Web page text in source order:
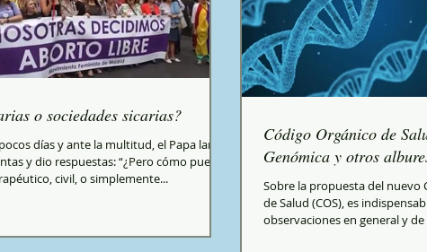
o sociedades sicarias?
días y ante la multitud, el Papa lanzó
y dio respuestas: “¿Pero cómo puede
civil, o simplemente...
Código Orgánico de
Genómica y otros
Sobre la propuesta del nuevo
de Salud (COS), es
observaciones en general y de